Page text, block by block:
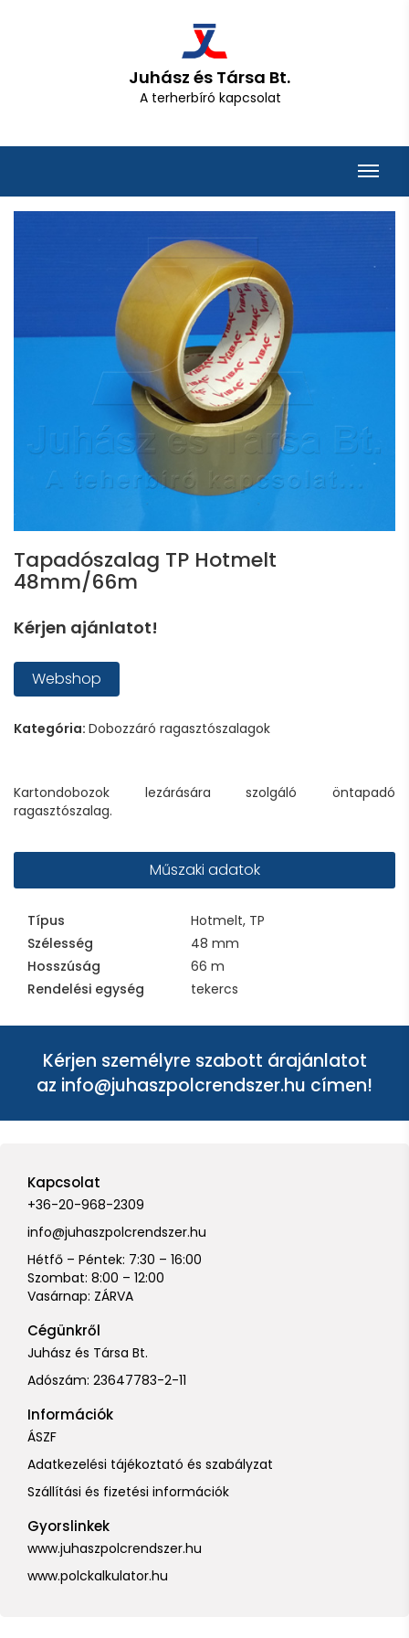
Juhász és Társa Bt.
A terherbíró kapcsolat
Tapadószalag TP Hotmelt
48mm/66m
Kérjen ajánlatot!
Webshop
Kategória: Dobozzáró ragasztószalagok
Kartondobozok lezárására szolgáló öntapadó
ragasztószalag.
Műszaki adatok
Típus
Hotmelt, TP
Szélesség
48 mm
Hosszúság
66 m
Rendelési egység
tekercs
Kérjen személyre szabott árajánlatot
az info@juhaszpolcrendszer.hu címen!
Kapcsolat
+36-20-968-2309
info@juhaszpolcrendszer.hu
Hétfő – Péntek: 7:30 – 16:00
Szombat: 8:00 – 12:00
Vasárnap: ZÁRVA
Cégünkről
Juhász és Társa Bt.
Adószám: 23647783-2-11
Információk
ÁSZF
Adatkezelési tájékoztató és szabályzat
Szállítási és fizetési információk
Gyorslinkek
www.juhaszpolcrendszer.hu
www.polckalkulator.hu